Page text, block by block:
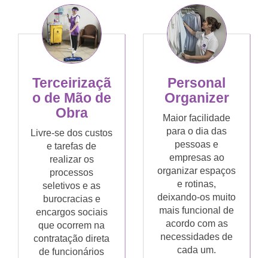
Terceirizaçã
o de Mão de
Obra
Livre-se dos custos
e tarefas de
realizar os
processos
seletivos e as
burocracias e
encargos sociais
que ocorrem na
contratação direta
de funcionários
Personal
Organizer
Maior facilidade
para o dia das
pessoas e
empresas ao
organizar espaços
e rotinas,
deixando-os muito
mais funcional de
acordo com as
necessidades de
cada um.